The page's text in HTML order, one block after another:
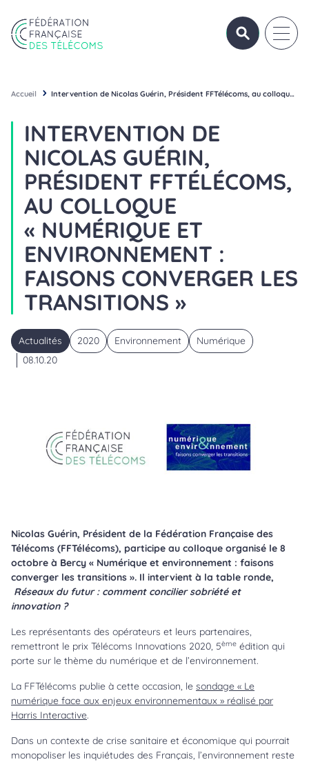
OUVRIR/
Accueil Intervention de Nicolas Guérin, Président FFTélécoms, au colloque « Numérique et environnement : faisons converger les transitions »
INTERVENTION DE
NICOLAS GUÉRIN,
PRÉSIDENT FFTÉLÉCOMS,
AU COLLOQUE
« NUMÉRIQUE ET
ENVIRONNEMENT :
FAISONS CONVERGER LES
TRANSITIONS »
Actualités 2020 Environnement
Numérique
08.10.20
Nicolas Guérin, Président de la Fédération Française des
Télécoms (FFTélécoms), participe au colloque organisé le 8
octobre à Bercy « Numérique et environnement : faisons
converger les transitions ». Il intervient à la table ronde,
Réseaux du futur : comment concilier sobriété et
innovation ?
Les représentants des opérateurs et leurs partenaires,
remettront le prix Télécoms Innovations 2020, 5ème édition qui
porte sur le thème du numérique et de l’environnement.
La FFTélécoms publie à cette occasion, le sondage « Le
numérique face aux enjeux environnementaux » réalisé par
Harris Interactive.
Dans un contexte de crise sanitaire et économique qui pourrait
monopoliser les inquiétudes des Français, l’environnement reste